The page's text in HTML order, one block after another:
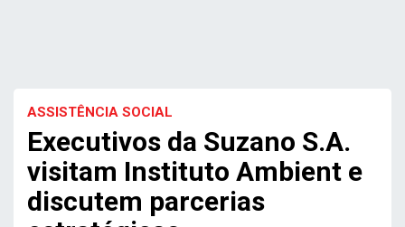
ASSISTÊNCIA SOCIAL
Executivos da Suzano S.A.
visitam Instituto Ambient e
discutem parcerias